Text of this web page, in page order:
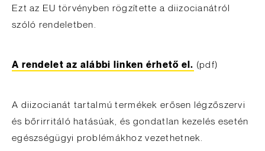
Ezt az EU törvényben rögzítette a diizocianátról
szóló rendeletben.
A rendelet az alábbi linken érhető el. (pdf)
A diizocianát tartalmú termékek erősen légzőszervi
és bőrirritáló hatásúak, és gondatlan kezelés esetén
egészségügyi problémákhoz vezethetnek.